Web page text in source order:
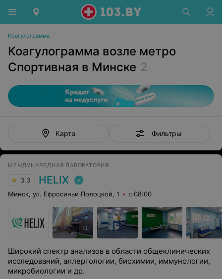
Коагулограмма
Коагулограмма возле метро
Спортивная в Минске 2
Карта Фильтры
МЕЖДУНАРОДНАЯ ЛАБОРАТОРИЯ
3.3 HELIX
Минск, ул. Ефросиньи Полоцкой, 1 с 08:00
Широкий спектр анализов в области общеклинических
исследований, аллергологии, биохимии, иммунологии,
микробиологии и др.